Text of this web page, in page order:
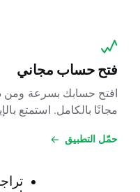
فتح حساب مجاني
افتح حسابك بسرعة ومن
مجانًا بالكامل. استمتع
حمّل التطبيق